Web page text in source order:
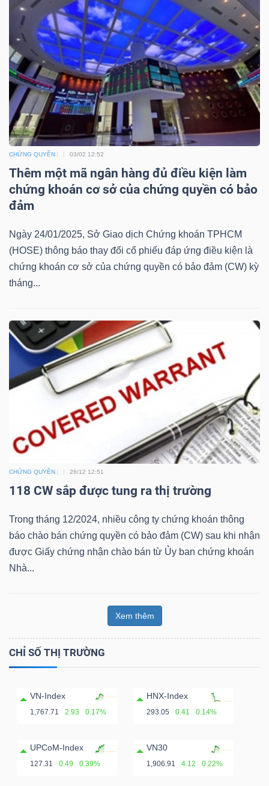
CHỨNG QUYỀN 03/02 12:52
Thêm một mã ngân hàng đủ điều kiện làm
chứng khoán cơ sở của chứng quyền có bảo
đảm
Ngày 24/01/2025, Sở Giao dịch Chứng khoán TPHCM
(HOSE) thông báo thay đổi cổ phiếu đáp ứng điều kiện là
chứng khoán cơ sở của chứng quyền có bảo đảm (CW) kỳ
tháng...
CHỨNG QUYỀN 26/12 12:51
118 CW sắp được tung ra thị trường
Trong tháng 12/2024, nhiều công ty chứng khoán thông
báo chào bán chứng quyền có bảo đảm (CW) sau khi nhận
được Giấy chứng nhận chào bán từ Ủy ban chứng khoán
Nhà...
Xem thêm
CHỈ SỐ THỊ TRƯỜNG
VN-Index
1,767.71 2.93 0.17%
HNX-Index
293.05 0.41 0.14%
UPCoM-Index
127.31 0.49 0.39%
VN30
1,906.91 4.12 0.22%
TIỆN
ÍCH
BẤT
ĐỘNG
SẢN
chứng
khoán
(-)
Lãnh
đạo
Tất cả Người nội bộ Người liên quan Cổ đông lớn
tức
(-)
Bài
viết
của
tác
giả
cáo
phân
tích
ngữ